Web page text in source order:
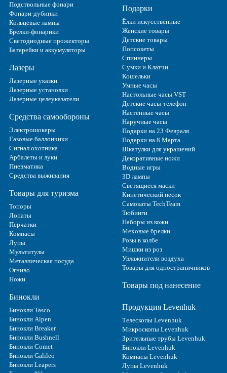
Подствольные фонари
Фонари-дубинки
Кольцевые лампы
Брелки-фонарики
Светодиодные прожекторы
Батарейки и аккумуляторы
Лазеры
Лазерные указки
Лазерные установки
Лазерные целеуказатели
Средства самообороны
Электрошокеры
Газовые баллончики
Сигнал охотника
Арбалеты и луки
Пневматика
Средства выживания
Товары для туризма
Топоры
Лопаты
Перчатки
Компасы
Лупы
Мультитулы
Металлическая посуда
Огниво
Ножи
Бинокли
Бинокли Tasco
Бинокли Alpen
Бинокли Breaker
Бинокли Bushnell
Бинокли Comet
Бинокли Galileo
Бинокли Leapers
Подарки
Ёлки искусственные
Женские товары
Детские товары
Попсокеты
Спиннеры
Сумки и Клатчи
Кошельки
Умные часы
Настольные часы VST
Детские часы-телефон
Настенные часы
Наручные часы
Подарки на 23 Февраля
Подарки на 8 Марта
Шкатулки для украшений
Декоративные ножи
Водные игры
3D лампы
Светящиеся маски
Кинетический песок
Самокаты TechTeam
Тюбинги
Наборы из кожи
Меховые брелки
Розы в колбе
Мишки из роз
Увлажнители воздуха
Товары для одностраничников
Товары под нанесение
Продукция Levenhuk
Телескопы Levenhuk
Микроскопы Levenhuk
Зрительные трубы Levenhuk
Бинокли Levenhuk
Компасы Levenhuk
Лупы Levenhuk